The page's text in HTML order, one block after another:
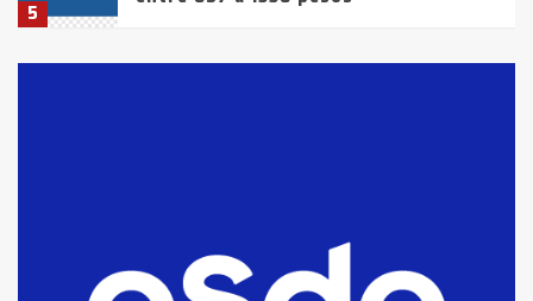
5
fueron detenidos por
comercialización de drogas en la
tarde del sábado